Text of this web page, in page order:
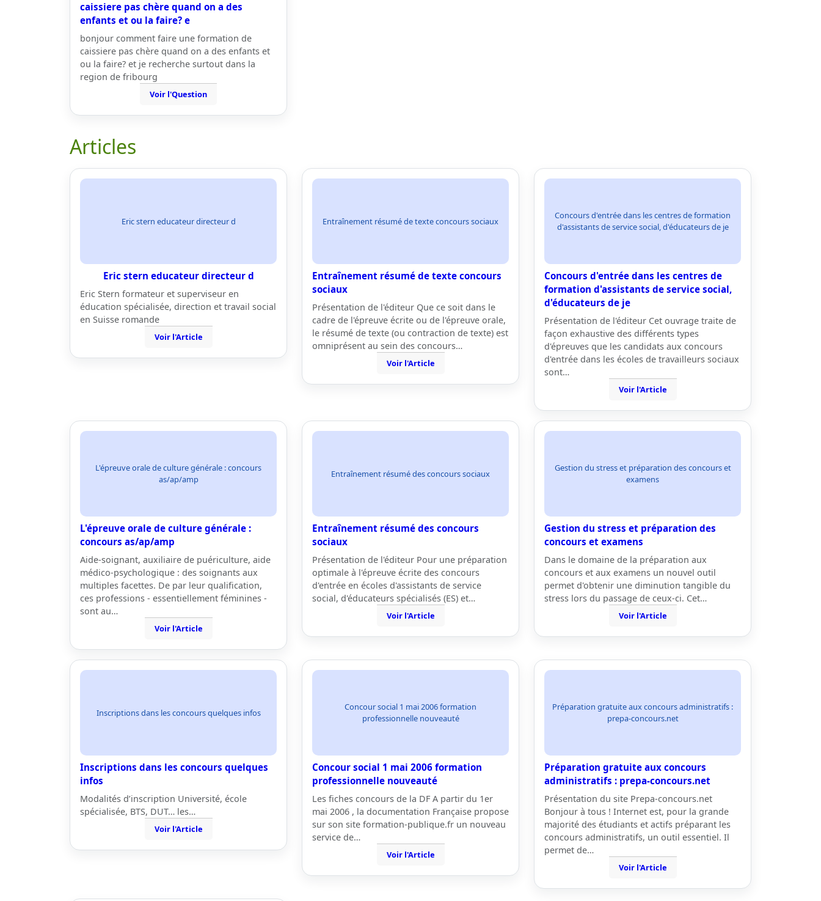
caissiere pas chère quand on a des
enfants et ou la faire? e
bonjour comment faire une formation de
caissiere pas chère quand on a des enfants et
ou la faire? et je recherche surtout dans la
region de fribourg
Voir l'Question
Articles
Eric stern educateur directeur d
Eric stern educateur directeur d
Eric Stern formateur et superviseur en
éducation spécialisée, direction et travail social
en Suisse romande
Voir l'Article
Entraînement résumé de texte concours sociaux
Entraînement résumé de texte concours
sociaux
Présentation de l'éditeur Que ce soit dans le
cadre de l'épreuve écrite ou de l'épreuve orale,
le résumé de texte (ou contraction de texte) est
omniprésent au sein des concours…
Voir l'Article
Concours d'entrée dans les centres de formation
d'assistants de service social, d'éducateurs de je
Concours d'entrée dans les centres de
formation d'assistants de service social,
d'éducateurs de je
Présentation de l'éditeur Cet ouvrage traite de
façon exhaustive des différents types
d'épreuves que les candidats aux concours
d'entrée dans les écoles de travailleurs sociaux
sont…
Voir l'Article
L'épreuve orale de culture générale : concours
as/ap/amp
L'épreuve orale de culture générale :
concours as/ap/amp
Aide-soignant, auxiliaire de puériculture, aide
médico-psychologique : des soignants aux
multiples facettes. De par leur qualification,
ces professions - essentiellement féminines -
sont au…
Voir l'Article
Entraînement résumé des concours sociaux
Entraînement résumé des concours
sociaux
Présentation de l'éditeur Pour une préparation
optimale à l'épreuve écrite des concours
d'entrée en écoles d'assistants de service
social, d'éducateurs spécialisés (ES) et…
Voir l'Article
Gestion du stress et préparation des concours et
examens
Gestion du stress et préparation des
concours et examens
Dans le domaine de la préparation aux
concours et aux examens un nouvel outil
permet d'obtenir une diminution tangible du
stress lors du passage de ceux-ci. Cet…
Voir l'Article
Inscriptions dans les concours quelques infos
Inscriptions dans les concours quelques
infos
Modalités d’inscription Université, école
spécialisée, BTS, DUT… les…
Voir l'Article
Concour social 1 mai 2006 formation
professionnelle nouveauté
Concour social 1 mai 2006 formation
professionnelle nouveauté
Les fiches concours de la DF A partir du 1er
mai 2006 , la documentation Française propose
sur son site formation-publique.fr un nouveau
service de…
Voir l'Article
Préparation gratuite aux concours administratifs :
prepa-concours.net
Préparation gratuite aux concours
administratifs : prepa-concours.net
Présentation du site Prepa-concours.net
Bonjour à tous ! Internet est, pour la grande
majorité des étudiants et actifs préparant les
concours administratifs, un outil essentiel. Il
permet de…
Voir l'Article